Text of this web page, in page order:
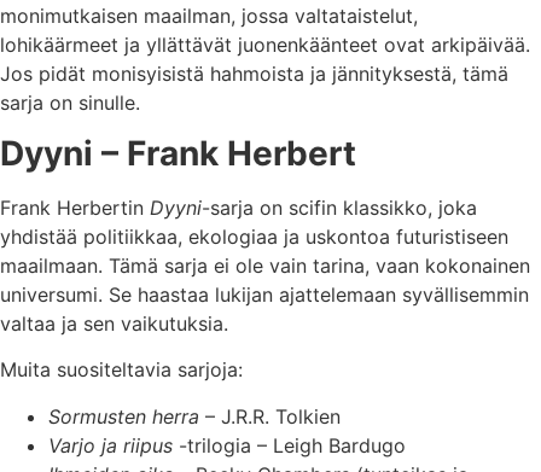
monimutkaisen maailman, jossa valtataistelut,
lohikäärmeet ja yllättävät juonenkäänteet ovat arkipäivää.
Jos pidät monisyisistä hahmoista ja jännityksestä, tämä
sarja on sinulle.
Dyyni – Frank Herbert
Frank Herbertin Dyyni-sarja on scifin klassikko, joka
yhdistää politiikkaa, ekologiaa ja uskontoa futuristiseen
maailmaan. Tämä sarja ei ole vain tarina, vaan kokonainen
universumi. Se haastaa lukijan ajattelemaan syvällisemmin
valtaa ja sen vaikutuksia.
Muita suositeltavia sarjoja:
Sormusten herra – J.R.R. Tolkien
Varjo ja riipus -trilogia – Leigh Bardugo